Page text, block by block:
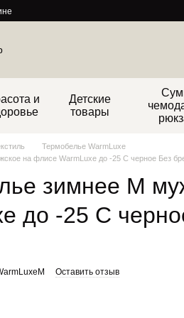
и
Детские
товары
Термобелье WarmLuxe
на флисе WarmLuxe до -25 C черное Без
зимнее M
до -25 C
Оставить отзыв